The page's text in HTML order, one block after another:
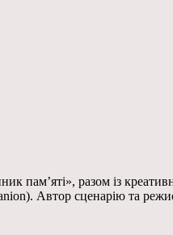
пам’яті», разом із
Автор сценарію та